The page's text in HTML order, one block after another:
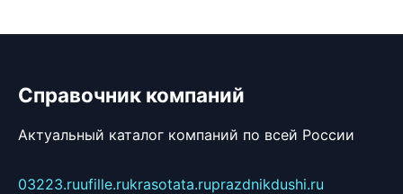
Справочник компаний
Актуальный каталог компаний по всей России
03223.ruufille.rukrasotata.ruprazdnikdushi.ru